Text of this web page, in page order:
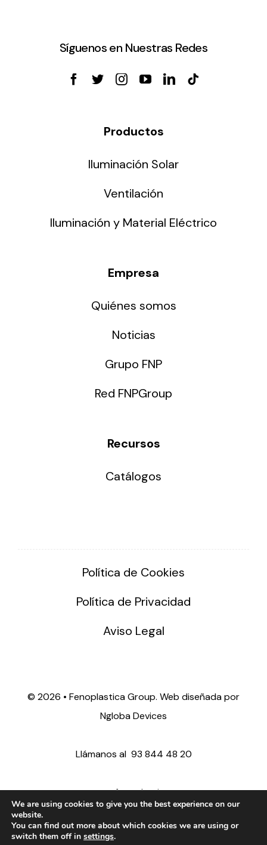
Síguenos en Nuestras Redes
Productos
Iluminación Solar
Ventilación
Iluminación y Material Eléctrico
Empresa
Quiénes somos
Noticias
Grupo FNP
Red FNPGroup
Recursos
Catálogos
Política de Cookies
Política de Privacidad
Aviso Legal
© 2026 • Fenoplastica Group. Web diseñada por
Ngloba Devices
Llámanos al 93 844 48 20
ventas@fenoplastica.com
export@fenoplastica.com
We are using cookies to give you the best experience on our
website.
You can find out more about which cookies we are using or
switch them off in settings.